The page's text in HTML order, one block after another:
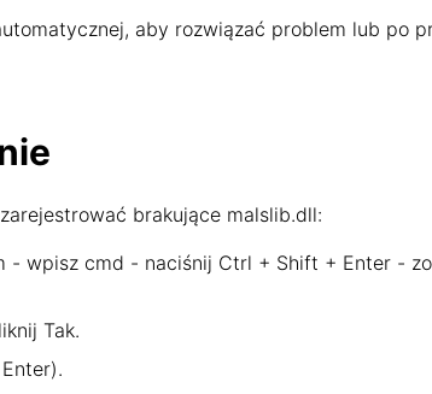
aby rozwiązać problem lub po
brakujące malslib.dll:
- wpisz cmd - naciśnij Ctrl + Shift + Enter -
Tak.